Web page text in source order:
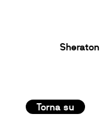
Sheraton
Torna su